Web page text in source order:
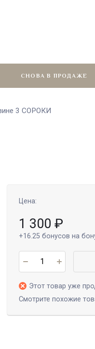
СНОВА В ПРОДАЖЕ
3 СОРОКИ
Цена:
1 300 ₽
+16.25 бонусов на
Этот товар уже
Смотрите похожие